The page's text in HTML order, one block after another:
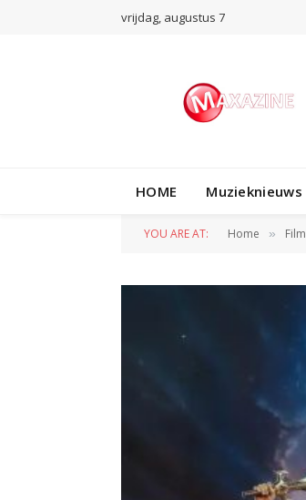
vrijdag, augustus 7
HOME Muzieknieuws
YOU ARE AT: Home » Film